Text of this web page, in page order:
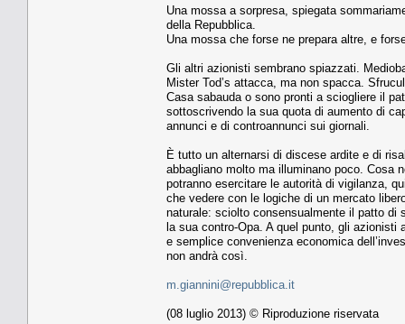
Una mossa a sorpresa, spiegata
della Repubblica.
Una mossa che forse ne prepara altre, e
Gli altri azionisti sembrano spiazzati.
Mister Tod’s attacca, ma non spacca.
Casa sabauda o sono pronti a sciogliere il
sottoscrivendo la sua quota di aumento di
annunci e di controannunci sui giornali.
È tutto un alternarsi di discese ardite e di
abbagliano molto ma illuminano poco. Cosa
potranno esercitare le autorità di vigilanza,
che vedere con le logiche di un mercato
naturale: sciolto consensualmente il patto di
la sua contro-Opa. A quel punto, gli azionisti
e semplice convenienza economica
non andrà così.
m.giannini@repubblica.it
(08 luglio 2013) © Riproduzione riservata